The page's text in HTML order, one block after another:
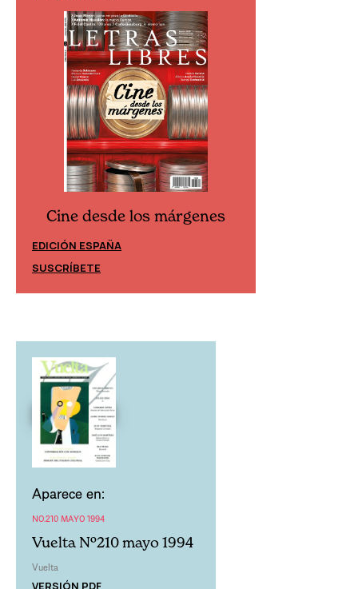
Cine desde los márgenes
EDICIÓN ESPAÑA
SUSCRÍBETE
Aparece en:
NO.210 MAYO 1994
Vuelta Nº210 mayo 1994
Vuelta
VERSIÓN PDF